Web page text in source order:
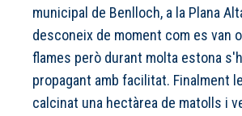
municipal de Benlloch, a la Plana
desconeix de moment com es van
flames però durant molta estona
propagant amb facilitat. Finalment
calcinat una hectàrea de matolls i